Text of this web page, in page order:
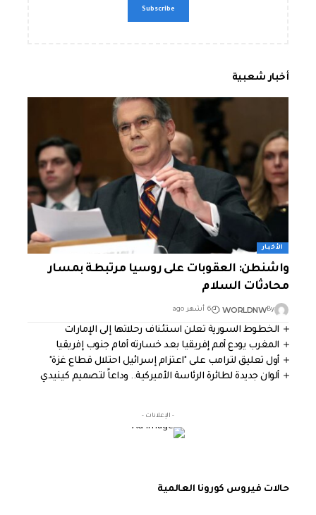
أخبار شعبية
الأخبار
واشنطن: العقوبات على روسيا مرتبطة بمسار
محادثات السلام
By
WORLDNW 6 أشهر ago
الخطوط السورية تعلن استئناف رحلاتها إلى الإمارات
المغرب يودع أمم إفريقيا بعد خسارته أمام جنوب إفريقيا
أول تعليق لترامب على "اعتزام إسرائيل احتلال قطاع غزة"
ألوان جديدة لطائرة الرئاسة الأميركية.. وداعاً لتصميم كينيدي
- الإعلانات -
حالات فيروس كورونا العالمية